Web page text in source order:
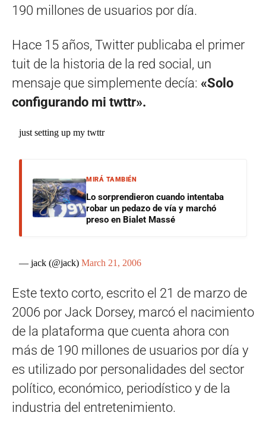
190 millones de usuarios por día.
Hace 15 años, Twitter publicaba el primer
tuit de la historia de la red social, un
mensaje que simplemente decía: «Solo
configurando mi twttr».
just setting up my twttr
MIRÁ TAMBIÉN
Lo sorprendieron cuando intentaba
robar un pedazo de vía y marchó
preso en Bialet Massé
— jack (@jack)March 21, 2006
Este texto corto, escrito el 21 de marzo de
2006 por Jack Dorsey, marcó el nacimiento
de la plataforma que cuenta ahora con
más de 190 millones de usuarios por día y
es utilizado por personalidades del sector
político, económico, periodístico y de la
industria del entretenimiento.